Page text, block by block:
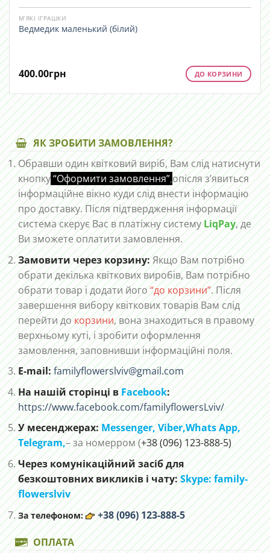
М’ЯКІ ІГРАШКИ
Ведмедик маленький (білий)
400.00грн ДО КОРЗИНИ
ЯК ЗРОБИТИ ЗАМОВЛЕННЯ?
Обравши один квітковий виріб, Вам слід натиснути
кнопку“Оформити замовлення”,опісля з’явиться
інформаційне вікно куди слід внести інформацію
про доставку. Після підтвердження інформації
система скерує Вас в платіжну системуLiqPay, де
Ви зможете оплатити замовлення.
Замовити через корзину:Якщо Вам потрібно
обрати декілька квіткових виробів, Вам потрібно
обрати товар і додати його“до корзини”. Після
завершення вибору квіткових товарів Вам слід
перейти докорзини, вона знаходиться в правому
верхньому куті, і зробити оформлення
замовлення, заповнивши інформаційні поля.
E-mail:familyflowerslviv@gmail.com
На нашій сторінці вFacebook:
https://www.facebook.com/familyflowersLviv/
У месенджерах:Messenger,Viber,Whats App,
Telegram,– за номерром (+38 (096) 123-888-5)
Через комунікаційний засіб для
безкоштовних викликів і чату:Skype: family-
flowerslviv
За телефоном: +38 (096) 123-888-5
ОПЛАТА